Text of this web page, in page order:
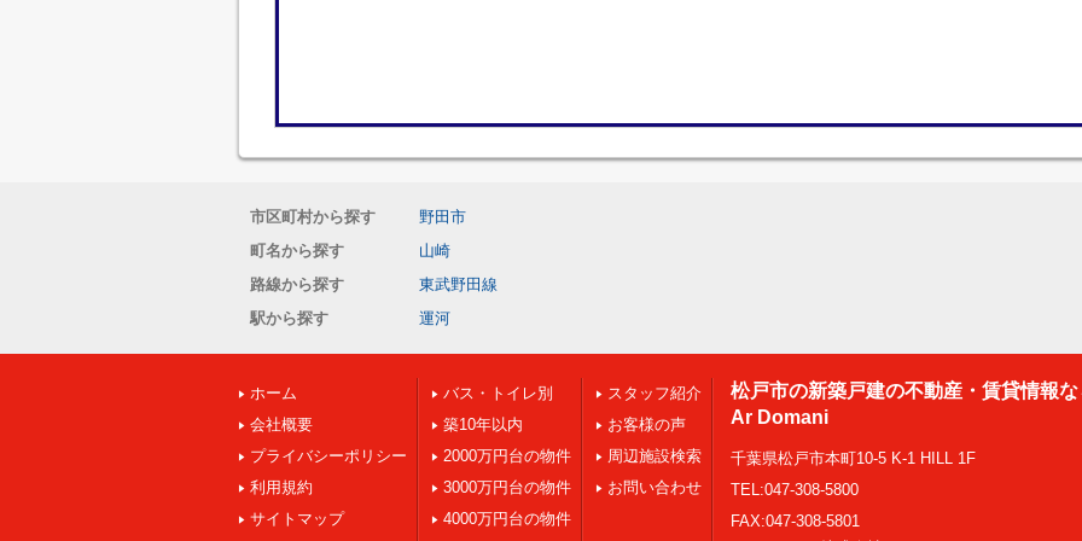
市区町村から探す
野田市
町名から探す
山崎
路線から探す
東武野田線
駅から探す
運河
ホーム
会社概要
プライバシーポリシー
利用規約
サイトマップ
バス・トイレ別
築10年以内
2000万円台の物件
3000万円台の物件
4000万円台の物件
スタッフ紹介
お客様の声
周辺施設検索
お問い合わせ
松戸市の新築戸建の不動産・賃貸情報な
Ar Domani
千葉県松戸市本町10-5 K-1 HILL 1F
TEL:047-308-5800
FAX:047-308-5801